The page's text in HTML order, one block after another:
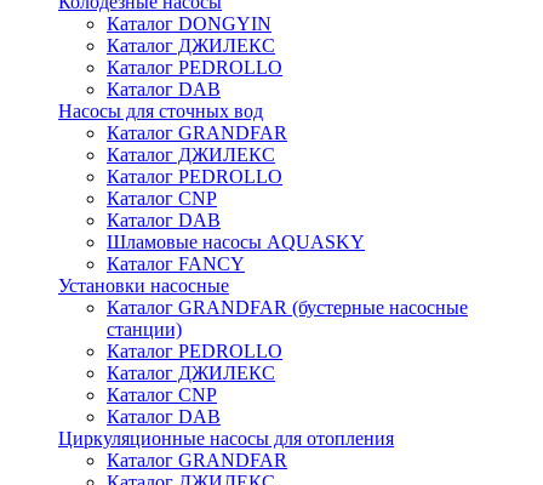
Каталог DONGYIN
Каталог ДЖИЛЕКС
Каталог PEDROLLO
Каталог DAB
Насосы для сточных вод
Каталог GRANDFAR
Каталог ДЖИЛЕКС
Каталог PEDROLLO
Каталог CNP
Каталог DAB
Шламовые насосы AQUASKY
Каталог FANCY
Установки насосные
Каталог GRANDFAR (бустерные насосные
станции)
Каталог PEDROLLO
Каталог ДЖИЛЕКС
Каталог CNP
Каталог DAB
Циркуляционные насосы для отопления
Каталог GRANDFAR